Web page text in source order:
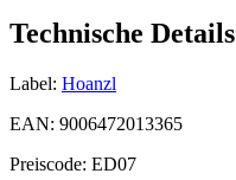
Technische Details
Label: Hoanzl
EAN: 9006472013365
Preiscode: ED07